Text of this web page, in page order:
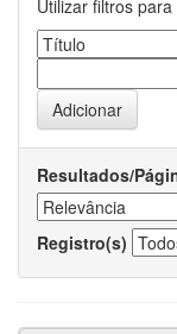
Utilizar filtros
Resultados/
Registro(s)